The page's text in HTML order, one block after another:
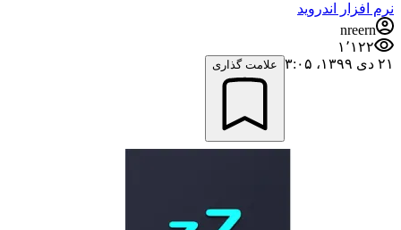
نرم افزار اندروید
nreern
۱٬۱۲۲
۲۱ دی ۱۳۹۹،‏ ۳:۰۵
علامت گذاری